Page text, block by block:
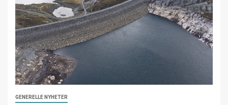
GENERELLE NYHETER